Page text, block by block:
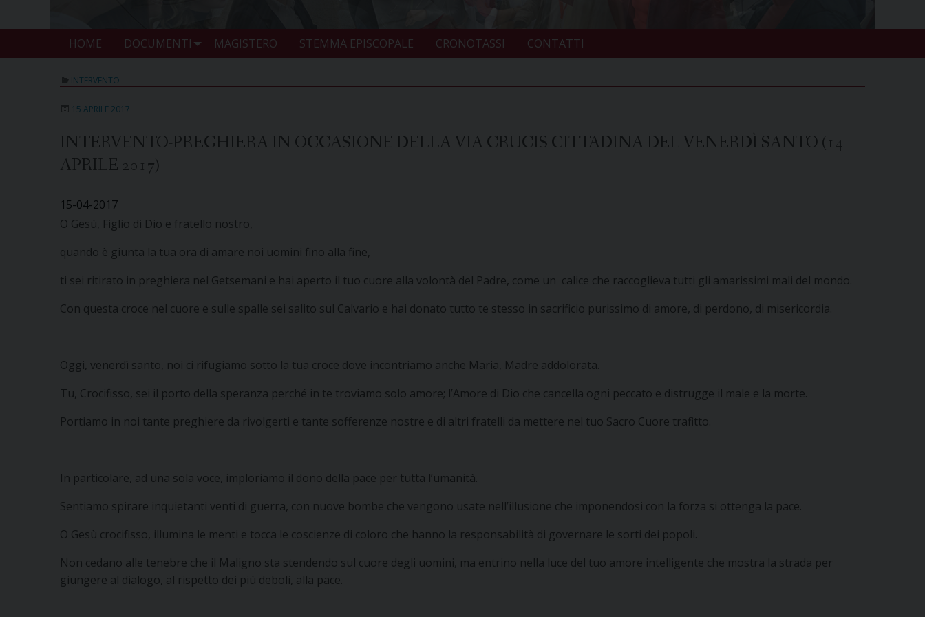
HOME DOCUMENTI MAGISTERO STEMMA EPISCOPALE CRONOTASSI CONTATTI
INTERVENTO
15 APRILE 2017
INTERVENTO-PREGHIERA IN OCCASIONE DELLA VIA CRUCIS CITTADINA DEL VENERDÌ SANTO (14
APRILE 2017)
15-04-2017
O Gesù, Figlio di Dio e fratello nostro,
quando è giunta la tua ora di amare noi uomini fino alla fine,
ti sei ritirato in preghiera nel Getsemani e hai aperto il tuo cuore alla volontà del Padre, come un calice che raccoglieva tutti gli amarissimi mali del mondo.
Con questa croce nel cuore e sulle spalle sei salito sul Calvario e hai donato tutto te stesso in sacrificio purissimo di amore, di perdono, di misericordia.
Oggi, venerdì santo, noi ci rifugiamo sotto la tua croce dove incontriamo anche Maria, Madre addolorata.
Tu, Crocifisso, sei il porto della speranza perché in te troviamo solo amore; l’Amore di Dio che cancella ogni peccato e distrugge il male e la morte.
Portiamo in noi tante preghiere da rivolgerti e tante sofferenze nostre e di altri fratelli da mettere nel tuo Sacro Cuore trafitto.
In particolare, ad una sola voce, imploriamo il dono della pace per tutta l’umanità.
Sentiamo spirare inquietanti venti di guerra, con nuove bombe che vengono usate nell’illusione che imponendosi con la forza si ottenga la pace.
O Gesù crocifisso, illumina le menti e tocca le coscienze di coloro che hanno la responsabilità di governare le sorti dei popoli.
Non cedano alle tenebre che il Maligno sta stendendo sul cuore degli uomini, ma entrino nella luce del tuo amore intelligente che mostra la strada per
giungere al dialogo, al rispetto dei più deboli, alla pace.